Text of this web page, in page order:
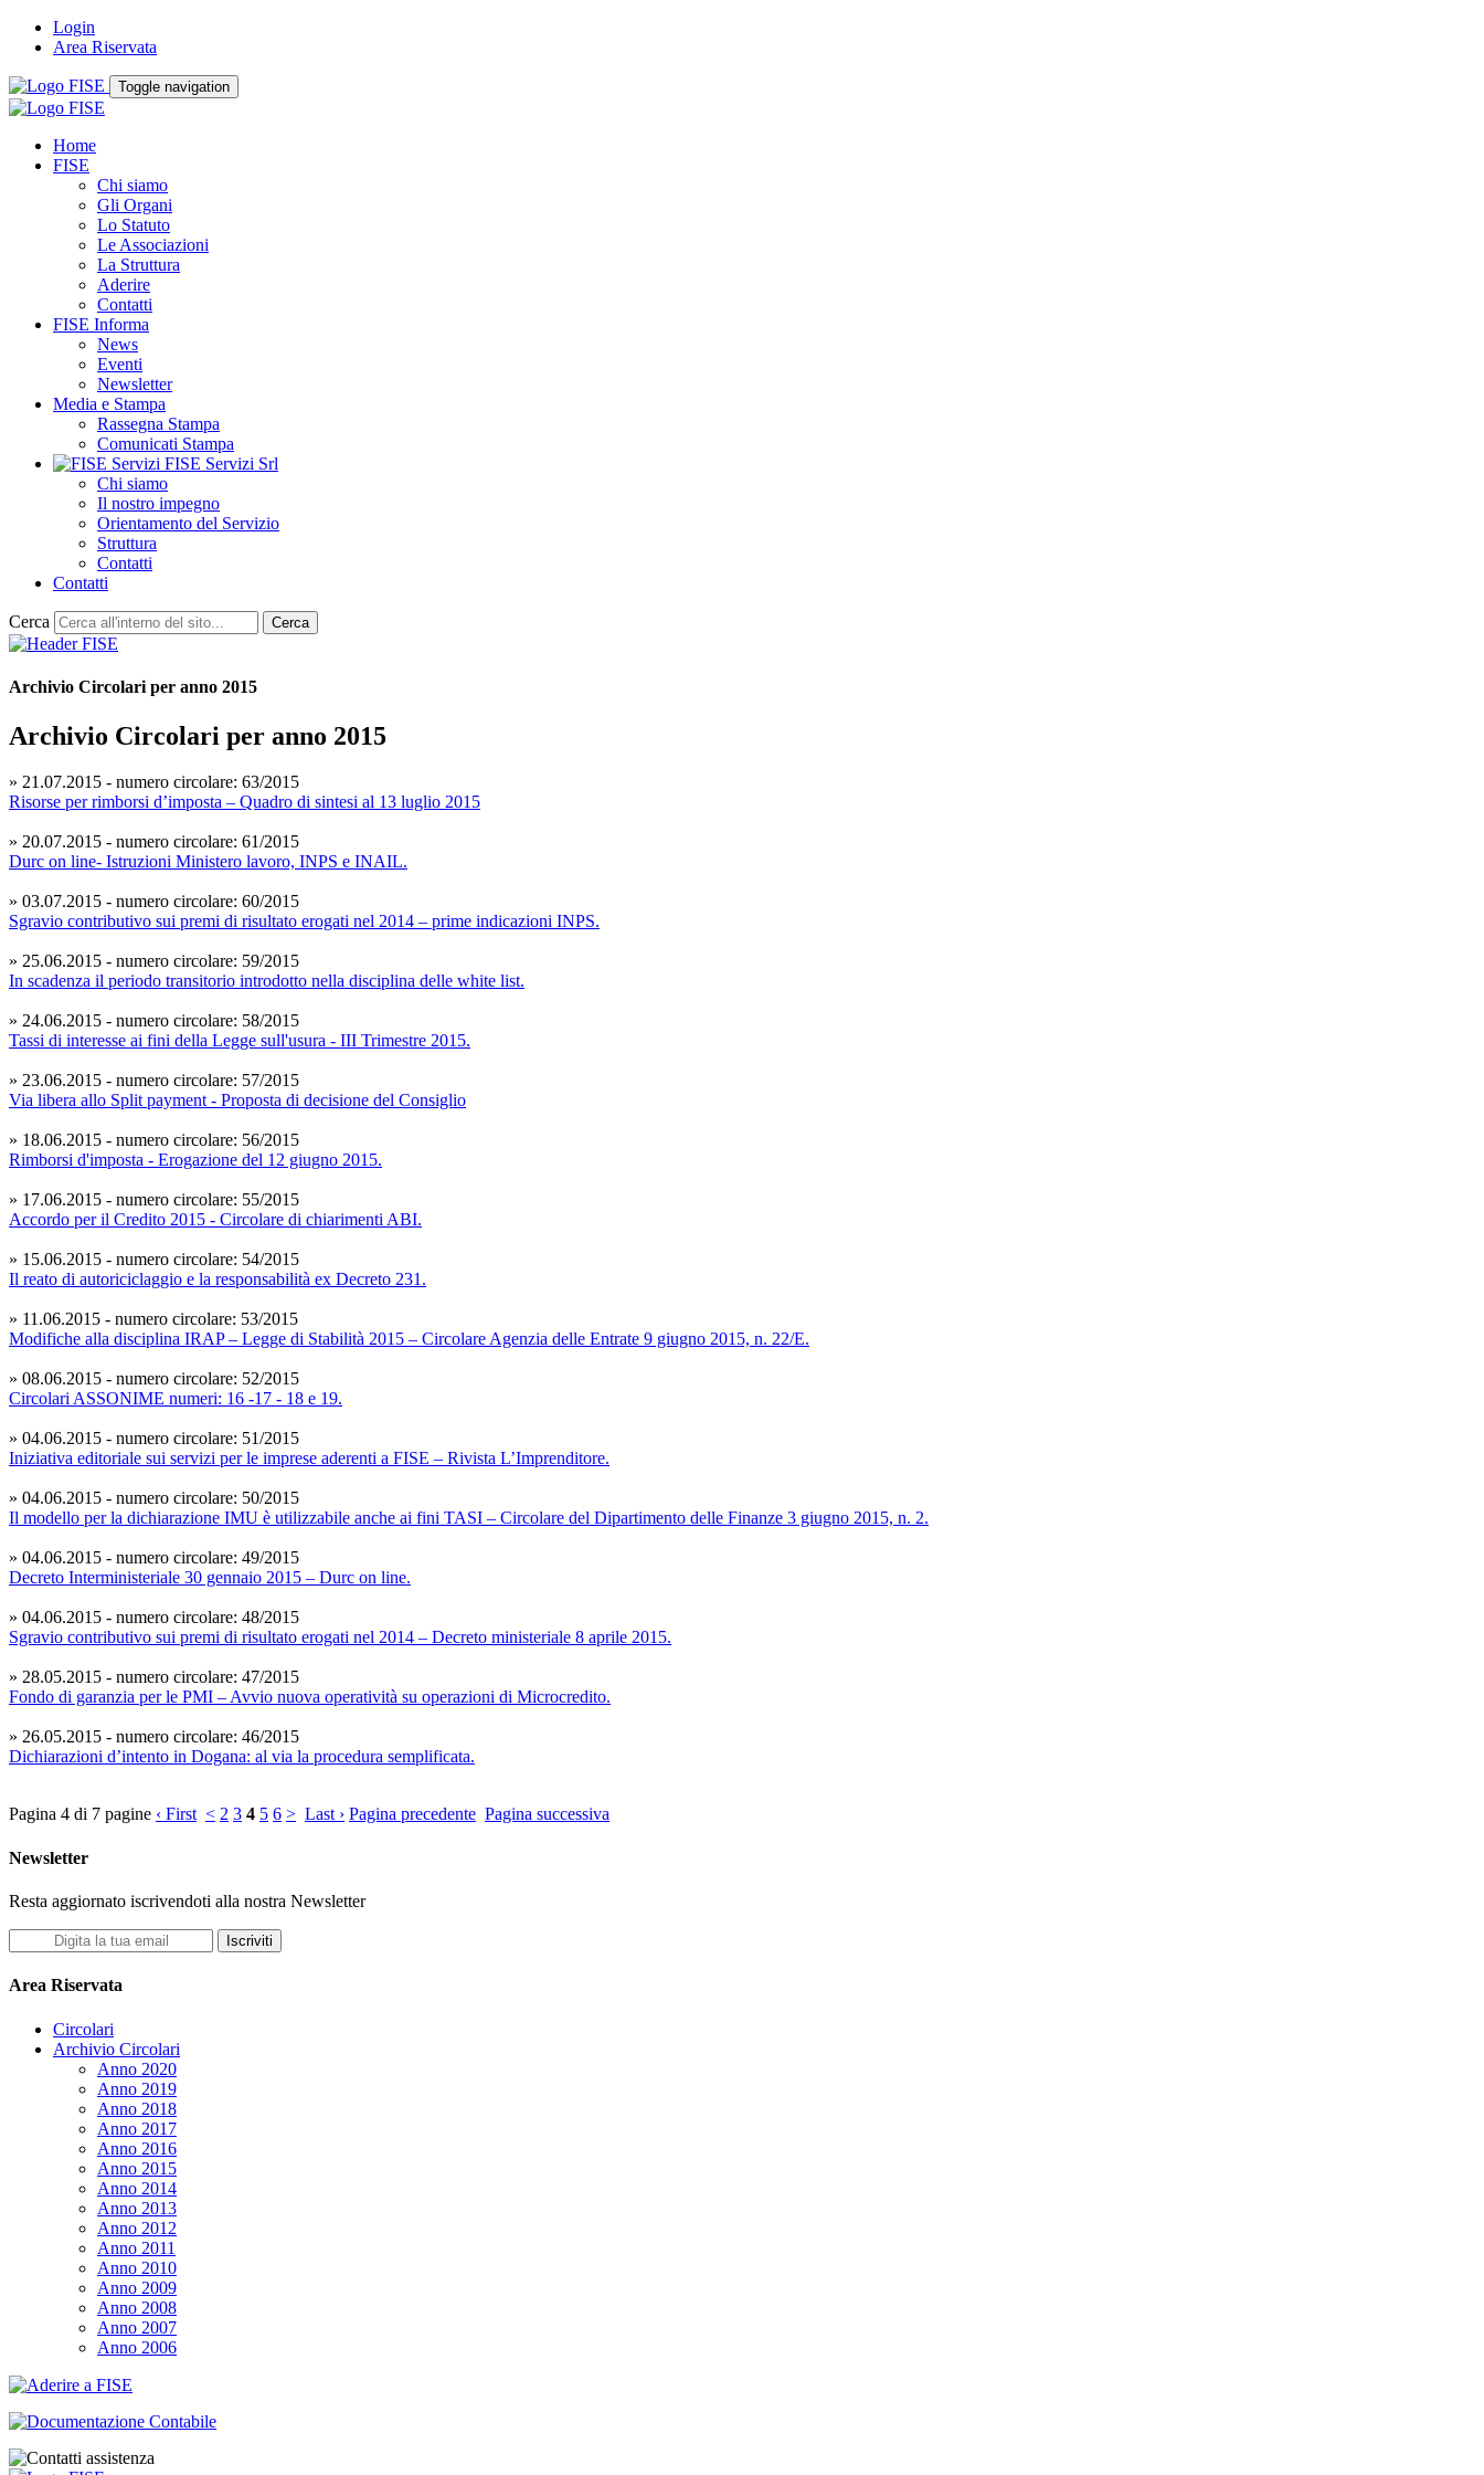
Login
Area Riservata
Toggle navigation
Home
FISE
Chi siamo
Gli Organi
Lo Statuto
Le Associazioni
La Struttura
Aderire
Contatti
FISE Informa
News
Eventi
Newsletter
Media e Stampa
Rassegna Stampa
Comunicati Stampa
FISE Servizi Srl
Chi siamo
Il nostro impegno
Orientamento del Servizio
Struttura
Contatti
Contatti
Cerca Cerca
Archivio Circolari per anno 2015
Archivio Circolari per anno 2015
» 21.07.2015 - numero circolare: 63/2015
Risorse per rimborsi d’imposta – Quadro di sintesi al 13 luglio 2015
» 20.07.2015 - numero circolare: 61/2015
Durc on line- Istruzioni Ministero lavoro, INPS e INAIL.
» 03.07.2015 - numero circolare: 60/2015
Sgravio contributivo sui premi di risultato erogati nel 2014 – prime indicazioni INPS.
» 25.06.2015 - numero circolare: 59/2015
In scadenza il periodo transitorio introdotto nella disciplina delle white list.
» 24.06.2015 - numero circolare: 58/2015
Tassi di interesse ai fini della Legge sull'usura - III Trimestre 2015.
» 23.06.2015 - numero circolare: 57/2015
Via libera allo Split payment - Proposta di decisione del Consiglio
» 18.06.2015 - numero circolare: 56/2015
Rimborsi d'imposta - Erogazione del 12 giugno 2015.
» 17.06.2015 - numero circolare: 55/2015
Accordo per il Credito 2015 - Circolare di chiarimenti ABI.
» 15.06.2015 - numero circolare: 54/2015
Il reato di autoriciclaggio e la responsabilità ex Decreto 231.
» 11.06.2015 - numero circolare: 53/2015
Modifiche alla disciplina IRAP – Legge di Stabilità 2015 – Circolare Agenzia delle Entrate 9 giugno 2015, n. 22/E.
» 08.06.2015 - numero circolare: 52/2015
Circolari ASSONIME numeri: 16 -17 - 18 e 19.
» 04.06.2015 - numero circolare: 51/2015
Iniziativa editoriale sui servizi per le imprese aderenti a FISE – Rivista L’Imprenditore.
» 04.06.2015 - numero circolare: 50/2015
Il modello per la dichiarazione IMU è utilizzabile anche ai fini TASI – Circolare del Dipartimento delle Finanze 3 giugno 2015, n. 2.
» 04.06.2015 - numero circolare: 49/2015
Decreto Interministeriale 30 gennaio 2015 – Durc on line.
» 04.06.2015 - numero circolare: 48/2015
Sgravio contributivo sui premi di risultato erogati nel 2014 – Decreto ministeriale 8 aprile 2015.
» 28.05.2015 - numero circolare: 47/2015
Fondo di garanzia per le PMI – Avvio nuova operatività su operazioni di Microcredito.
» 26.05.2015 - numero circolare: 46/2015
Dichiarazioni d’intento in Dogana: al via la procedura semplificata.
Pagina 4 di 7 pagine ‹ First < 2 3 4 5 6 > Last › Pagina precedente Pagina successiva
Newsletter
Resta aggiornato iscrivendoti alla nostra Newsletter
Iscriviti
Area Riservata
Circolari
Archivio Circolari
Anno 2020
Anno 2019
Anno 2018
Anno 2017
Anno 2016
Anno 2015
Anno 2014
Anno 2013
Anno 2012
Anno 2011
Anno 2010
Anno 2009
Anno 2008
Anno 2007
Anno 2006